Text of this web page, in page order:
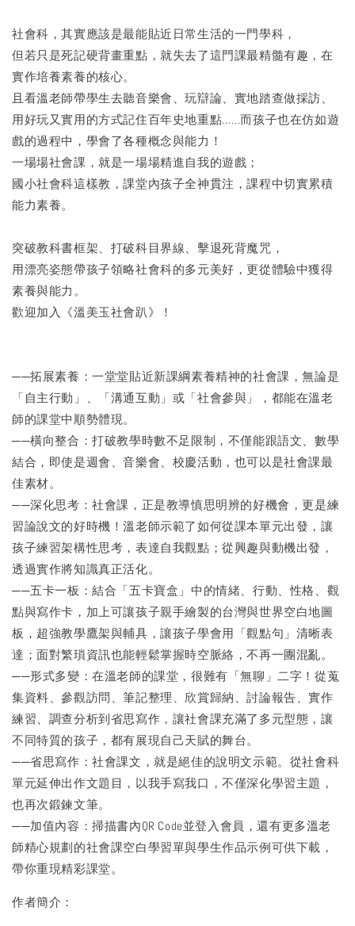
社會科，其實應該是最能貼近日常生活的一門學科，
但若只是死記硬背畫重點，就失去了這門課最精髓有趣，在
實作培養素養的核心。
且看溫老師帶學生去聽音樂會、玩辯論、實地踏查做採訪、
用好玩又實用的方式記住百年史地重點……而孩子也在仿如遊
戲的過程中，學會了各種概念與能力！
一場場社會課，就是一場場精進自我的遊戲；
國小社會科這樣教，課堂內孩子全神貫注，課程中切實累積
能力素養。
突破教科書框架、打破科目界線、擊退死背魔咒，
用漂亮姿態帶孩子領略社會科的多元美好，更從體驗中獲得
素養與能力。
歡迎加入《溫美玉社會趴》！
──拓展素養：一堂堂貼近新課綱素養精神的社會課，無論是
「自主行動」、「溝通互動」或「社會參與」，都能在溫老
師的課堂中順勢體現。
──橫向整合：打破教學時數不足限制，不僅能跟語文、數學
結合，即使是週會、音樂會、校慶活動，也可以是社會課最
佳素材。
──深化思考：社會課，正是教導慎思明辨的好機會，更是練
習論說文的好時機！溫老師示範了如何從課本單元出發，讓
孩子練習架構性思考，表達自我觀點；從興趣與動機出發，
透過實作將知識真正活化。
──五卡一板：結合「五卡寶盒」中的情緒、行動、性格、觀
點與寫作卡，加上可讓孩子親手繪製的台灣與世界空白地圖
板，超強教學鷹架與輔具，讓孩子學會用「觀點句」清晰表
達；面對繁瑣資訊也能輕鬆掌握時空脈絡，不再一團混亂。
──形式多變：在溫老師的課堂，很難有「無聊」二字！從蒐
集資料、參觀訪問、筆記整理、欣賞歸納、討論報告、實作
練習、調查分析到省思寫作，讓社會課充滿了多元型態，讓
不同特質的孩子，都有展現自己天賦的舞台。
──省思寫作：社會課文，就是絕佳的說明文示範。從社會科
單元延伸出作文題目，以我手寫我口，不僅深化學習主題，
也再次鍛鍊文筆。
──加值內容：掃描書內QR Code並登入會員，還有更多溫老
師精心規劃的社會課空白學習單與學生作品示例可供下載，
帶你重現精彩課堂。
作者簡介：